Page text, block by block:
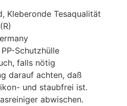
Kleberonde Tesaqualität
Schutzhülle
falls nötig
darauf achten, daß
und staubfrei ist.
abwischen.